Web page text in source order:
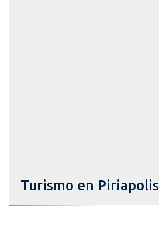
Turismo en Piriapolis